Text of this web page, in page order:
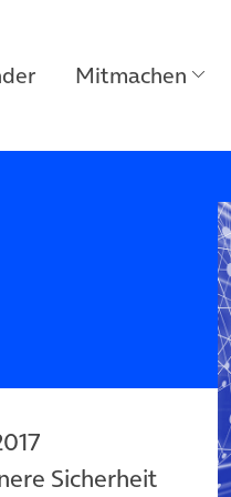
Mitmachen
Sicherheit